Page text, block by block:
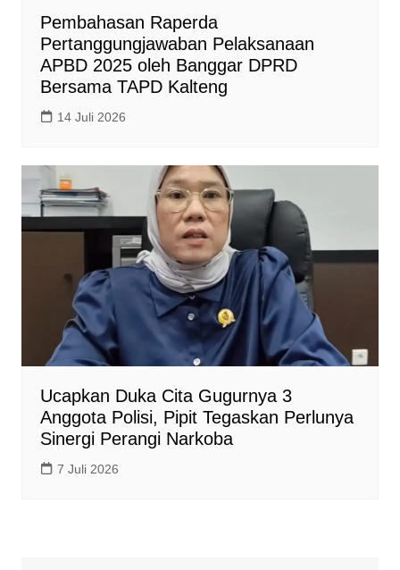
Pembahasan Raperda
Pertanggungjawaban Pelaksanaan
APBD 2025 oleh Banggar DPRD
Bersama TAPD Kalteng
14 Juli 2026
Ucapkan Duka Cita Gugurnya 3
Anggota Polisi, Pipit Tegaskan Perlunya
Sinergi Perangi Narkoba
7 Juli 2026